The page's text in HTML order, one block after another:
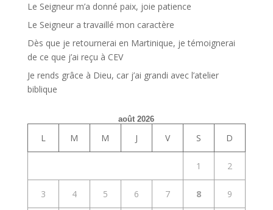
Le Seigneur m’a donné paix, joie patience
Le Seigneur a travaillé mon caractère
Dès que je retournerai en Martinique, je témoignerai
de ce que j’ai reçu à CEV
Je rends grâce à Dieu, car j’ai grandi avec l’atelier
biblique
août 2026
L M M J V S D
1 2
3 4 5 6 7 8 9